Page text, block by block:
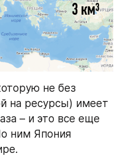
не без
на ресурсы) имеет
– и это все еще
ним Япония